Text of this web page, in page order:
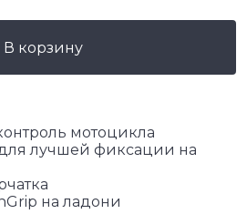
мотоцикла
лучшей фиксации на
на ладони
В корзину